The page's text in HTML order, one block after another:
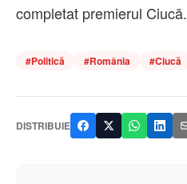
completat premierul Ciucă.
#Politică #România #Ciucă
DISTRIBUIE